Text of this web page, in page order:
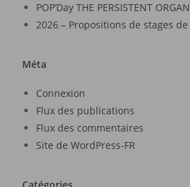
POP’Day THE PERSISTENT
2026 – Propositions de stages
Méta
Connexion
Flux des publications
Flux des commentaires
Site de WordPress-FR